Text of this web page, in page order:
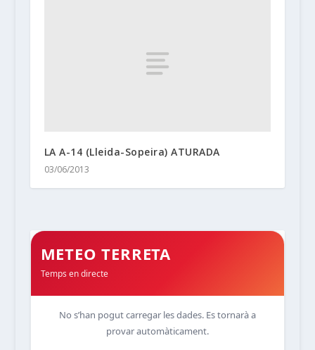
LA A-14 (Lleida-Sopeira) ATURADA
03/06/2013
METEO TERRETA
Temps en directe
No s’han pogut carregar les dades. Es tornarà a
provar automàticament.